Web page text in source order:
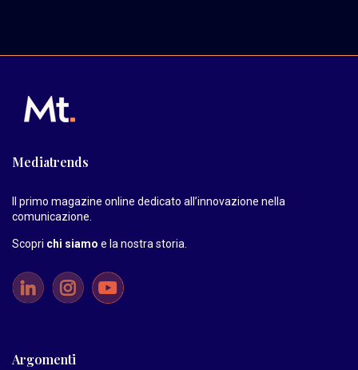
Mediatrends
Il primo magazine online dedicato all’innovazione nella
comunicazione.
Scopri chi siamo e la nostra storia
Argomenti